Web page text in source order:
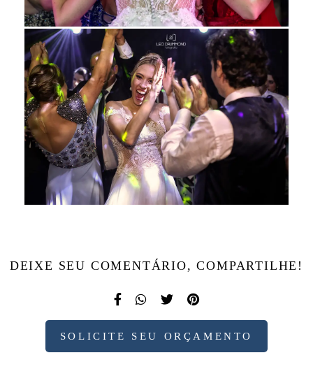
DEIXE SEU COMENTÁRIO, COMPARTILHE!
SOLICITE SEU ORÇAMENTO